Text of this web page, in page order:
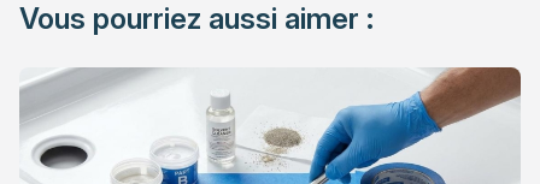
Vous pourriez aussi aimer :